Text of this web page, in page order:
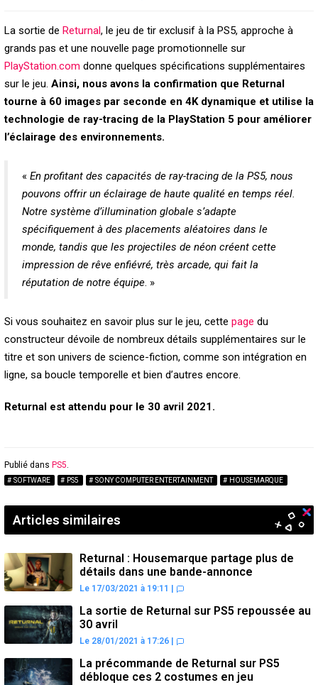
La sortie de Returnal, le jeu de tir exclusif à la PS5, approche à
grands pas et une nouvelle page promotionnelle sur
PlayStation.com donne quelques spécifications supplémentaires
sur le jeu. Ainsi, nous avons la confirmation que Returnal
tourne à 60 images par seconde en 4K dynamique et utilise la
technologie de ray-tracing de la PlayStation 5 pour améliorer
l’éclairage des environnements.
« En profitant des capacités de ray-tracing de la PS5, nous
pouvons offrir un éclairage de haute qualité en temps réel.
Notre système d’illumination globale s’adapte
spécifiquement à des placements aléatoires dans le
monde, tandis que les projectiles de néon créent cette
impression de rêve enfiévré, très arcade, qui fait la
réputation de notre équipe. »
Si vous souhaitez en savoir plus sur le jeu, cette page du
constructeur dévoile de nombreux détails supplémentaires sur le
titre et son univers de science-fiction, comme son intégration en
ligne, sa boucle temporelle et bien d’autres encore.
Returnal est attendu pour le 30 avril 2021.
Publié dans PS5.
SOFTWARE PS5 SONY COMPUTER ENTERTAINMENT HOUSEMARQUE
Articles similaires
Returnal : Housemarque partage plus de
détails dans une bande-annonce
Le 17/03/2021 à 19:11
La sortie de Returnal sur PS5 repoussée au
30 avril
Le 28/01/2021 à 17:26
La précommande de Returnal sur PS5
débloque ces 2 costumes en jeu